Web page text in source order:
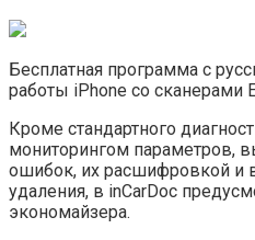
Бесплатная программа с
работы iPhone со сканерами
Кроме стандартного
мониторингом параметров,
ошибок, их расшифровкой и
удаления, в inCarDoc
экономайзера.